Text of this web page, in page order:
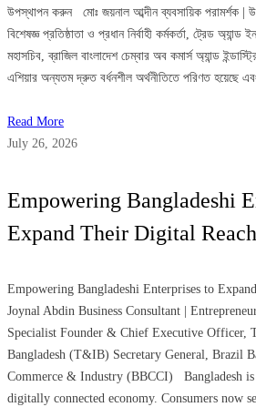
উপস্থাপন করুন মোঃ জয়নাল আব্দীন ব্যবসায়িক পরামর্শক |
বিশেষজ্ঞ প্রতিষ্ঠাতা ও প্রধান নির্বাহী কর্মকর্তা, ট্রেড অ্যান্ড
মহাসচিব, ব্রাজিল বাংলাদেশ চেম্বার অব কমার্স অ্যান্ড
এশিয়ার অন্যতম দ্রুত বর্ধনশীল অর্থনীতিতে পরিণত হয়েছে
Read More
July 26, 2026
Empowering Bangladeshi
Expand Their Digital Reach
Empowering Bangladeshi Enterprises to
Joynal Abdin Business Consultant |
Specialist Founder & Chief Executive Officer,
Bangladesh (T&IB) Secretary General, Brazil
Commerce & Industry (BBCCI) Bangladesh
digitally connected economy. Consumers now